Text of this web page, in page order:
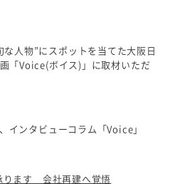
人物”にスポットを当てた大阪日
「Voice(ボイス)」に取材いただ
インタビューコラム「Voice」
ります 会社再建へ覚悟